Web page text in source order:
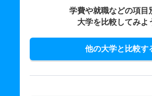
学費や就職などの項目
大学を比較してみよ
他の大学と比較す